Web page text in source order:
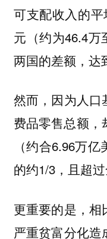
可支配收入的
元（约为46.4万
两国的差额，达
然而，因为人口
费品零售总额，
（约合6.96万
的约1/3，且超
更重要的是，相
严重贫富分化